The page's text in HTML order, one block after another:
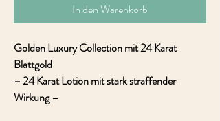
In den Warenkorb
Golden Luxury Collection mit 24 Karat
Blattgold
– 24 Karat Lotion mit stark straffender
Wirkung –